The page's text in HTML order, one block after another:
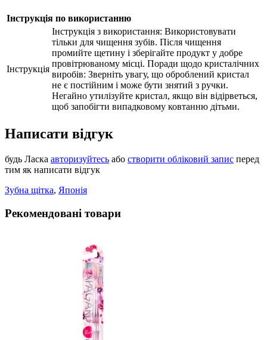
Інструкція по використанню
Інструкція
Інструкція з використання: Bикористовувати
тільки для чищення зубів. Після чищення
промийте щетину і зберігайте продукт у добре
провітрюваному місці. Поради щодо кристалічних
виробів: Зверніть увагу, що оброблений кристал
не є постійним і може бути знятий з ручки.
Негайно утилізуйте кристал, якщо він відірветься,
щоб запобігти випадковому ковтанню дітьми.
Написати відгук
будь Ласка авторизуйтесь або створити обліковий запис перед
тим як написати відгук
Зубна щiтка, Японiя
Рекомендовані товари